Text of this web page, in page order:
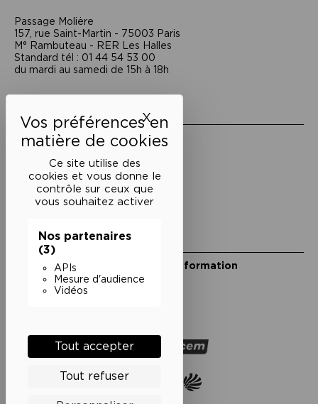
Ce site utilise des
cookies et vous donne le
contrôle sur ceux que
vous souhaitez activer
Nos partenaires
(3)
APIs
Mesure d'audience
Vidéos
Tout accepter
Tout refuser
XMasquer le bandeau des
Passage Moliėre
157, rue Saint-Martin - 75003 Paris
M° Rambuteau - RER Les Halles
Standard tél : 01 44 54 53 00
du mardi au samedi de 15h à 18h
Liens utiles
Mentions légales
Conditions générales de vente
Cookies
Restons en lien
Inscrivez-vous à notre lettre d’information
Suivez-nous sur les réseaux